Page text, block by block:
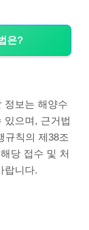
은?
정보는 해양수
있으며, 근거법
규칙의 제38조
당 접수 및 처
랍니다.